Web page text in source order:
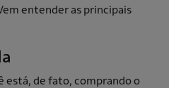
entender as principais
está, de fato, comprando o